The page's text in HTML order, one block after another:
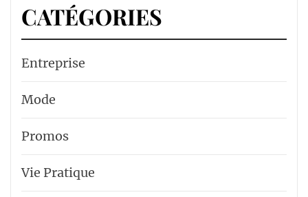
CATÉGORIES
Entreprise
Mode
Promos
Vie Pratique